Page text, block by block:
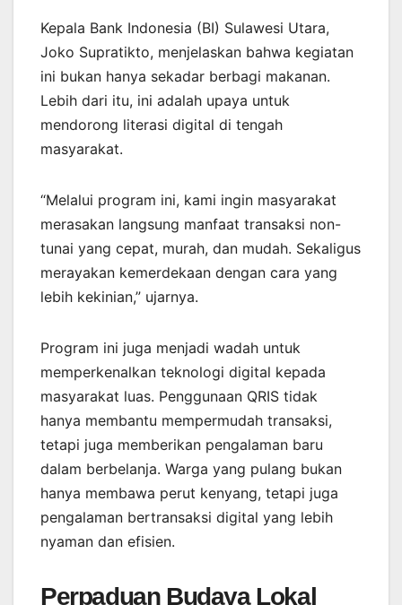
Kepala Bank Indonesia (BI) Sulawesi Utara,
Joko Supratikto, menjelaskan bahwa kegiatan
ini bukan hanya sekadar berbagi makanan.
Lebih dari itu, ini adalah upaya untuk
mendorong literasi digital di tengah
masyarakat.
“Melalui program ini, kami ingin masyarakat
merasakan langsung manfaat transaksi non-
tunai yang cepat, murah, dan mudah. Sekaligus
merayakan kemerdekaan dengan cara yang
lebih kekinian,” ujarnya.
Program ini juga menjadi wadah untuk
memperkenalkan teknologi digital kepada
masyarakat luas. Penggunaan QRIS tidak
hanya membantu mempermudah transaksi,
tetapi juga memberikan pengalaman baru
dalam berbelanja. Warga yang pulang bukan
hanya membawa perut kenyang, tetapi juga
pengalaman bertransaksi digital yang lebih
nyaman dan efisien.
Perpaduan Budaya Lokal